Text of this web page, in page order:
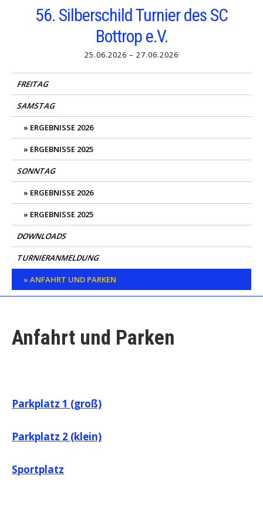
56. Silberschild Turnier des SC
Bottrop e.V.
25.06.2026 – 27.06.2026
FREITAG
SAMSTAG
ERGEBNISSE 2026
ERGEBNISSE 2025
SONNTAG
ERGEBNISSE 2026
ERGEBNISSE 2025
DOWNLOADS
TURNIERANMELDUNG
ANFAHRT UND PARKEN
Anfahrt und Parken
Parkplatz 1 (groß)
Parkplatz 2 (klein)
Sportplatz